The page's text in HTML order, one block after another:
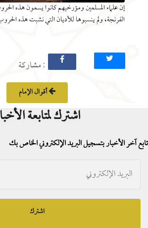
إن علماء المسلمين ومؤرخيهم كانوا يسمون هذه
الفرنجة، ولم ينسبوها للأديان التي نشبت هذه
: مشاركة
أقوال الإمام
اشترك لمتابعة
تابع آخر الأخبار بتسجيل البريد الإلكتروني الخاص بك
اشترك